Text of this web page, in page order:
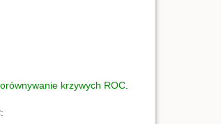
krzywych ROC.
: